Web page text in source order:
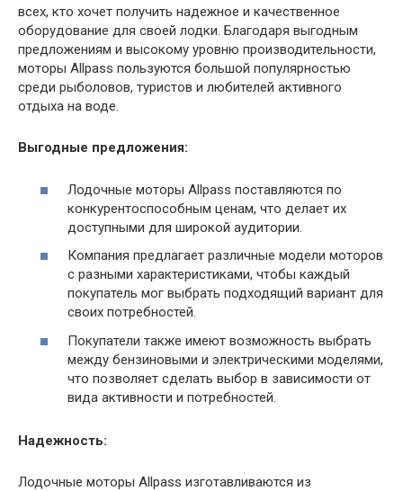
всех, кто хочет получить надежное и качественное
оборудование для своей лодки. Благодаря выгодным
предложениям и высокому уровню производительности,
моторы Allpass пользуются большой популярностью
среди рыболовов, туристов и любителей активного
отдыха на воде.
Выгодные предложения:
Лодочные моторы Allpass поставляются по
конкурентоспособным ценам, что делает их
доступными для широкой аудитории.
Компания предлагает различные модели моторов
с разными характеристиками, чтобы каждый
покупатель мог выбрать подходящий вариант для
своих потребностей.
Покупатели также имеют возможность выбрать
между бензиновыми и электрическими моделями,
что позволяет сделать выбор в зависимости от
вида активности и потребностей.
Надежность:
Лодочные моторы Allpass изготавливаются из